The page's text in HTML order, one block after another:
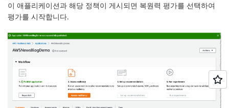
이 애플리케이션과 해당 정책이 게시되면 복원력 평가를 선택하여
평가를 시작합니다.